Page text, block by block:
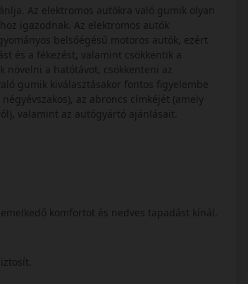
Az elektromos autókra való gumik olyan
igazodnak. Az elektromos autók
belsőégésű motoros autók, ezért
és a fékezést, valamint csökkentik a
növelni a hatótávot, csökkenteni az
gumik kiválasztásakor fontos figyelembe
az abroncs címkéjét (amely
valamint az autógyártó ajánlásait.
komfortot és nedves tapadást kínál.